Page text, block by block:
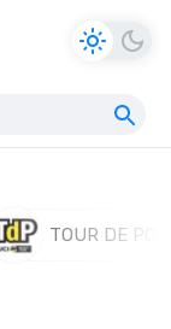
TOUR DE